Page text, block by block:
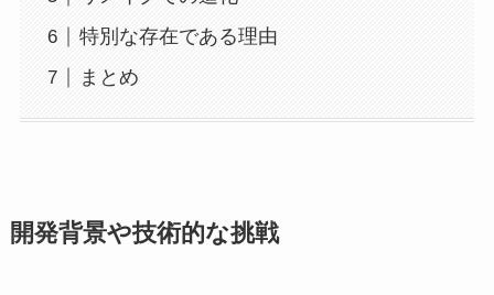
特別な存在である理由
まとめ
開発背景や技術的な挑戦